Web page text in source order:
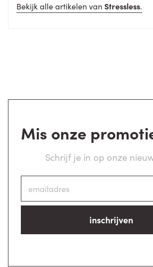
Bekijk alle artikelen van Stressless.
Mis onze
Schrijf je in op onze
inschrijven